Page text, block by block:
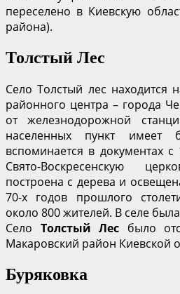
переселено в Киевскую
района).
Толстый Лес
Село Толстый лес находится
районного центра – города
от железнодорожной
населенных пункт
вспоминается в документах
Свято-Воскресенскую
построена с дерева и
70-х годов прошлого
около 800 жителей. В селе
Село Толстый Лес было
Макаровский район Киевской
Буряковка